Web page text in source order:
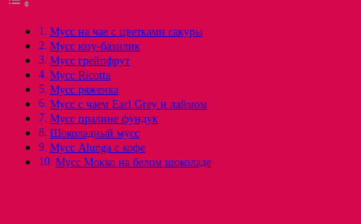
Мусс на чае с цветками сакуры
Мусс юзу-базилик
Мусс грейпфрут
Мусс Ricotta
Мусс ряженка
Мусс с чаем Earl Grey и лаймом
Мусс пралине фундук
Шоколадный мусс
Мусс Alunga с кофе
Мусс Мокко на белом шоколаде